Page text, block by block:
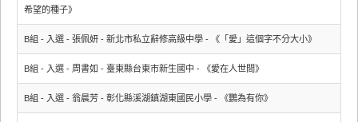
希望的種子》
B組 - 入選 - 張佩妍 - 新北市私立辭修高級中學 - 《「愛」這個字不分大小》
B組 - 入選 - 周書如 - 臺東縣台東市新生國中 - 《愛在人世間》
B組 - 入選 - 翁晨芳 - 彰化縣溪湖鎮湖東國民小學 - 《鸚為有你》